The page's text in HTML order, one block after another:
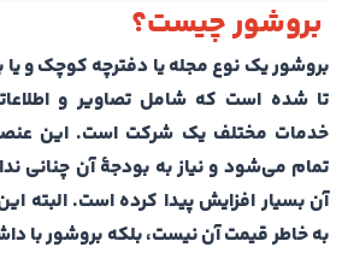
بروشور چیست؟
بروشور یک نوع مجله یا دفترچه کوچک و یا
تا شده است که شامل تصاویر و
خدمات مختلف یک شرکت است. این عنصر
تمام می‌شود و نیاز به بودجۀ آن چنانی
آن بسیار افزایش پیدا کرده است. البته
به خاطر قیمت آن نیست، بلکه بروشور با